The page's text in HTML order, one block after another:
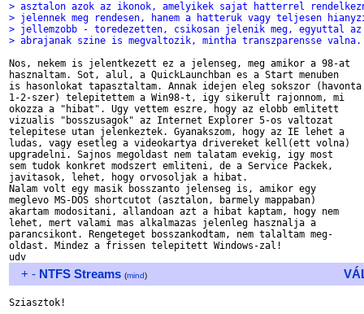
> asztalon azok az ikonok, amelyikek sajat hatterrel
> jelennek meg rendesen, hanem a hatteruk vagy teljesen
> jellemzobb - toredezetten, csikosan jelenik meg, egyuttal az
> abrajanak szine is megvaltozik, mintha transzparensse valna.
Nos, nekem is jelentkezett ez a jelenseg, meg amikor a 98-at
hasznaltam. Sot, alul, a QuickLaunchban es a Start menuben
is hasonlokat tapasztaltam. Annak idejen eleg sokszor (havonta
1-2-szer) telepitettem a Win98-t, igy sikerult rajonnom, mi
okozza a "hibat". Ugy vettem eszre, hogy az elobb emlitett
vizualis "bosszusagok" az Internet Explorer 5-os valtozat
telepitese utan jelenkeztek. Gyanakszom, hogy az IE lehet a
ludas, vagy esetleg a videokartya drivereket kell(ett volna)
upgradelni. Sajnos megoldast nem talatam evekig, igy most
sem tudok konkret modszert emliteni, de a Service Packek,
javitasok, lehet, hogy orvosoljak a hibat.
Nalam volt egy masik bosszanto jelenseg is, amikor egy
meglevo MS-DOS shortcutot (asztalon, barmely mappaban)
akartam modositani, allandoan azt a hibat kaptam, hogy nem
lehet, mert valami mas alkalmazas jelenleg hasznalja a
parancsikont. Rengeteget bosszankodtam, nem talaltam meg-
oldast. Mindez a frissen telepitett Windows-zal!
+ - NTFS Streams (mind)
Sziasztok!